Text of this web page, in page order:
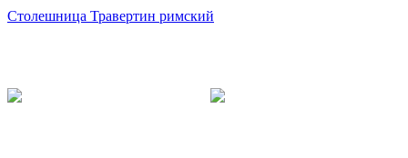
Столешница Травертин римский